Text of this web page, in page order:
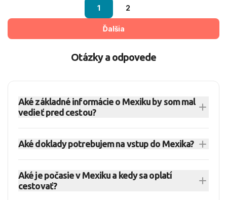
1 2
Ďalšia
Otázky a odpovede
Aké základné informácie o Mexiku by som mal
vedieť pred cestou?
pobrežie pri Karibiku, Mexickom zálive aj Tichom
krajina ponúka veľké rozdiely medzi rezortmi,
mestami, pobrežím a kultúrnymi regiónmi. Pre
Aké doklady potrebujem na vstup do Mexika?
víz na turistické alebo obchodné cesty, najviac
na 180 dní, no konkrétnu dĺžku pobytu určuje
Aké je počasie v Mexiku a kedy sa oplatí
cestovať?